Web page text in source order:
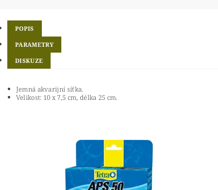
POPIS
PARAMETRY
DISKUZE
Jemná akvarijní síťka.
Velikost: 10 x 7,5 cm, délka 25 cm.